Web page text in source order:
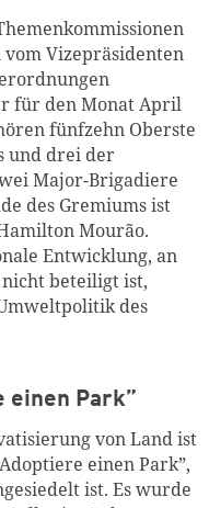
vom Vizepräsidenten
für den Monat April
fünfzehn Oberste
und drei der
Major-Brigadiere
des Gremiums ist
Mourão.
Entwicklung, an
beteiligt ist,
des
einen Park”
von Land ist
einen Park”,
ist. Es wurde